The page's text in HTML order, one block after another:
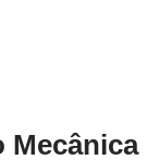
Mecânica